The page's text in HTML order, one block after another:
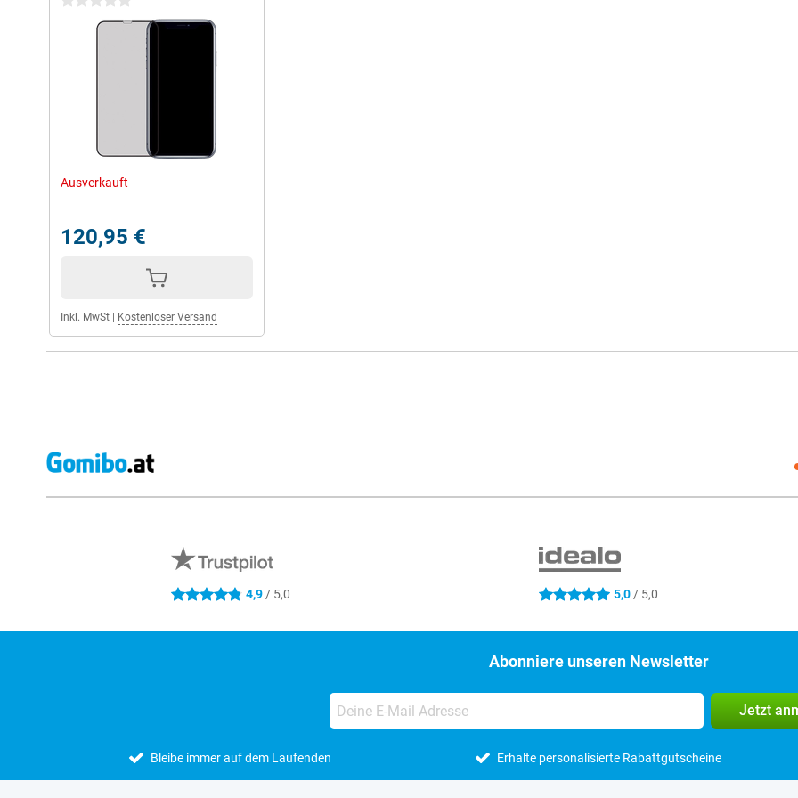
Ausverkauft
120,95 €
Inkl. MwSt Kostenloser Versand
4.9 Sterne 4,9/ 5,0 5 Sterne 5,0/ 5,0
Abonniere unseren Newsletter
Jetzt
Bleibe immer auf dem Laufenden Erhalte personalisierte Rabattgutscheine